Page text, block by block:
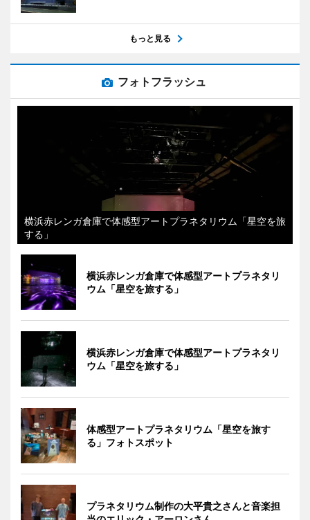
もっと見る
フォトフラッシュ
横浜赤レンガ倉庫で体感型アートプラネタリウム「星空を旅
する」
横浜赤レンガ倉庫で体感型アートプラネタリ
ウム「星空を旅する」
横浜赤レンガ倉庫で体感型アートプラネタリ
ウム「星空を旅する」
体感型アートプラネタリウム「星空を旅す
る」フォトスポット
プラネタリウム制作の大平貴之さんと音楽担